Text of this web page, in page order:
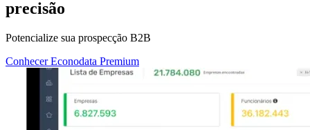
precisão
Potencialize sua prospecção B2B
Conhecer Econodata Premium